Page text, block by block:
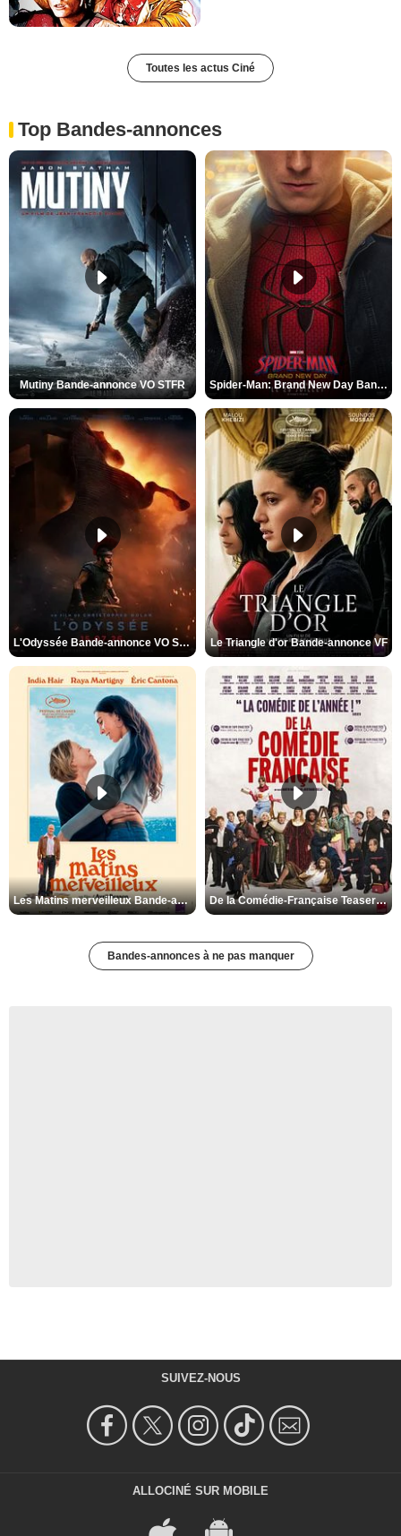
Toutes les actus Ciné
Top Bandes-annonces
Mutiny Bande-annonce VO STFR Spider-Man: Brand New Day Bande-annonce VO STFR
L'Odyssée Bande-annonce VO STFR Le Triangle d'or Bande-annonce VF
Les Matins merveilleux Bande-annonce VF De la Comédie-Française Teaser VF
Bandes-annonces à ne pas manquer
SUIVEZ-NOUS
ALLOCINÉ SUR MOBILE